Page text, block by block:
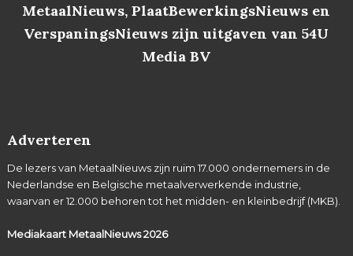
MetaalNieuws, PlaatBewerkingsNieuws en
VerspaningsNieuws zijn uitgaven van 54U
Media BV
Adverteren
De lezers van MetaalNieuws zijn ruim 17.000 ondernemers in de
Nederlandse en Belgische metaalverwerkende industrie,
waarvan er 12.000 behoren tot het midden- en kleinbedrijf (MKB).
Mediakaart MetaalNieuws2026